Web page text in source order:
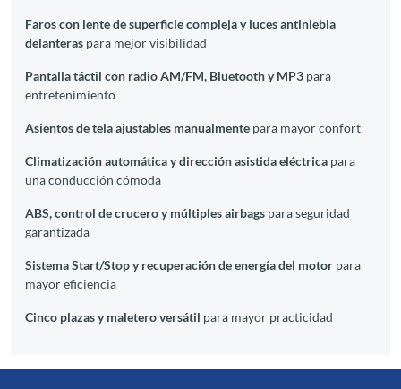
Faros con lente de superficie compleja y luces antiniebla
delanteras para mejor visibilidad
Pantalla táctil con radio AM/FM, Bluetooth y MP3 para
entretenimiento
Asientos de tela ajustables manualmente para mayor confort
Climatización automática y dirección asistida eléctrica para
una conducción cómoda
ABS, control de crucero y múltiples airbags para seguridad
garantizada
Sistema Start/Stop y recuperación de energía del motor para
mayor eficiencia
Cinco plazas y maletero versátil para mayor practicidad